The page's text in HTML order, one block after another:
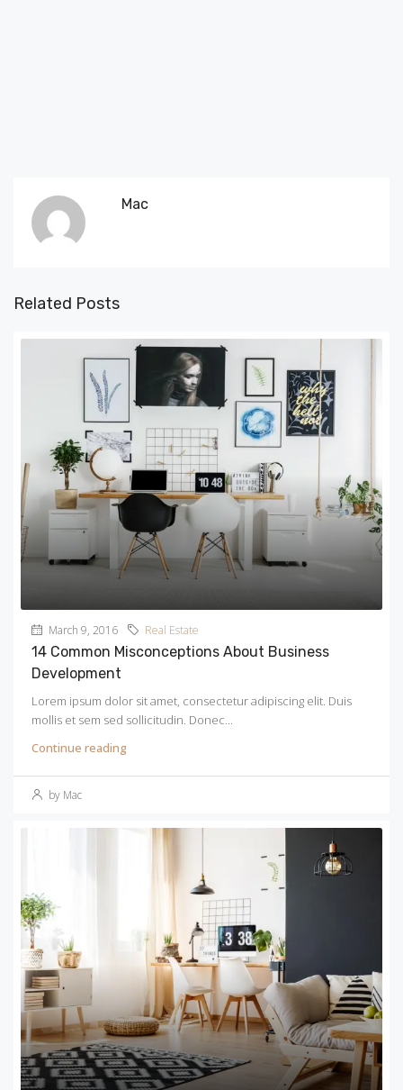
Mac
Related Posts
March 9, 2016 Real Estate
14 Common Misconceptions About Business
Development
Lorem ipsum dolor sit amet, consectetur adipiscing elit. Duis
mollis et sem sed sollicitudin. Donec...
Continue reading
by Mac